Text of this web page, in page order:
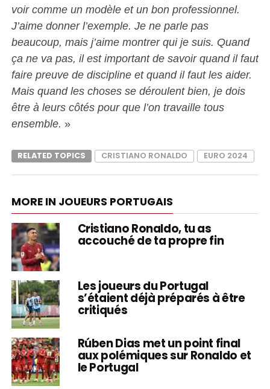
voir comme un modèle et un bon professionnel.
J’aime donner l’exemple. Je ne parle pas
beaucoup, mais j’aime montrer qui je suis. Quand
ça ne va pas, il est important de savoir quand il faut
faire preuve de discipline et quand il faut les aider.
Mais quand les choses se déroulent bien, je dois
être à leurs côtés pour que l’on travaille tous
ensemble. »
RELATED TOPICS CRISTIANO RONALDO EURO 2024
MORE IN JOUEURS PORTUGAIS
Cristiano Ronaldo, tu as
accouché de ta propre fin
Les joueurs du Portugal
s’étaient déjà préparés à être
critiqués
Rúben Dias met un point final
aux polémiques sur Ronaldo et
le Portugal